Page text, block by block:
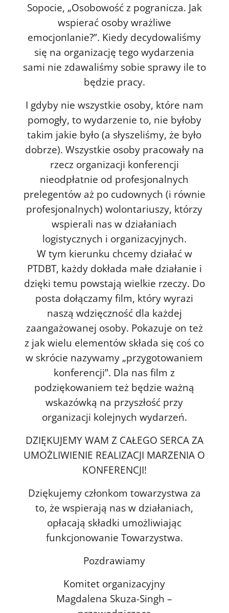
Sopocie, „Osobowość z pogranicza. Jak
wspierać osoby wrażliwe
emocjonlanie?”. Kiedy decydowaliśmy
się na organizację tego wydarzenia
sami nie zdawaliśmy sobie sprawy ile to
będzie pracy.
I gdyby nie wszystkie osoby, które nam
pomogły, to wydarzenie to, nie byłoby
takim jakie było (a słyszeliśmy, że było
dobrze). Wszystkie osoby pracowały na
rzecz organizacji konferencji
nieodpłatnie od profesjonalnych
prelegentów aż po cudownych (i równie
profesjonalnych) wolontariuszy, którzy
wspierali nas w działaniach
logistycznych i organizacyjnych.
W tym kierunku chcemy działać w
PTDBT, każdy dokłada małe działanie i
dzięki temu powstają wielkie rzeczy. Do
posta dołączamy film, który wyrazi
naszą wdzięczność dla każdej
zaangażowanej osoby. Pokazuje on też
z jak wielu elementów składa się coś co
w skrócie nazywamy „przygotowaniem
konferencji”. Dla nas film z
podziękowaniem też będzie ważną
wskazówką na przyszłość przy
organizacji kolejnych wydarzeń.
DZIĘKUJEMY WAM Z CAŁEGO SERCA ZA
UMOŻLIWIENIE REALIZACJI MARZENIA O
KONFERENCJI!
Dziękujemy członkom towarzystwa za
to, że wspierają nas w działaniach,
opłacają składki umożliwiając
funkcjonowanie Towarzystwa.
Pozdrawiamy
Komitet organizacyjny
Magdalena Skuza-Singh –